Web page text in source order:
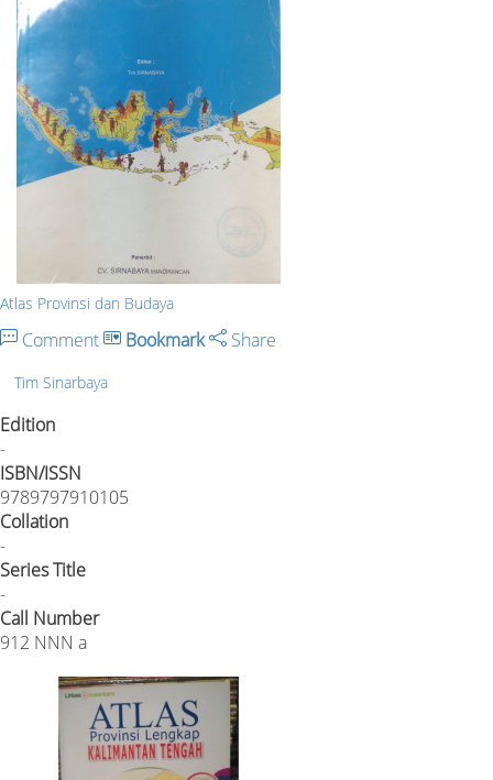
Atlas Provinsi dan Budaya
Comment Bookmark Share
Tim Sinarbaya
Edition
-
ISBN/ISSN
9789797910105
Collation
-
Series Title
-
Call Number
912 NNN a